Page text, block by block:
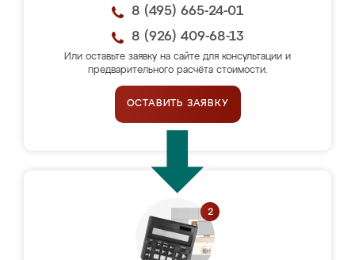
8 (495) 665-24-01
8 (926) 409-68-13
Или оставьте заявку на сайте для консультации и
предварительного расчёта стоимости.
ОСТАВИТЬ ЗАЯВКУ